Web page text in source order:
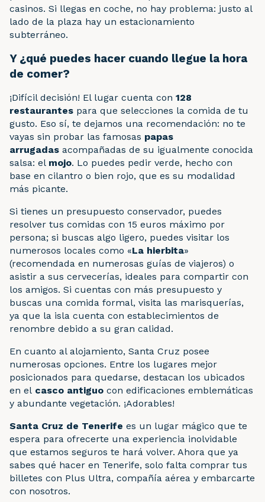
casinos. Si llegas en coche, no hay problema: justo al
lado de la plaza hay un estacionamiento
subterráneo.
Y ¿qué puedes hacer cuando llegue la hora
de comer?
¡Difícil decisión! El lugar cuenta con 128
restaurantes para que selecciones la comida de tu
gusto. Eso sí, te dejamos una recomendación: no te
vayas sin probar las famosas papas
arrugadas acompañadas de su igualmente conocida
salsa: el mojo. Lo puedes pedir verde, hecho con
base en cilantro o bien rojo, que es su modalidad
más picante.
Si tienes un presupuesto conservador, puedes
resolver tus comidas con 15 euros máximo por
persona; si buscas algo ligero, puedes visitar los
numerosos locales como «La hierbita»
(recomendada en numerosas guías de viajeros) o
asistir a sus cervecerías, ideales para compartir con
los amigos. Si cuentas con más presupuesto y
buscas una comida formal, visita las marisquerías,
ya que la isla cuenta con establecimientos de
renombre debido a su gran calidad.
En cuanto al alojamiento, Santa Cruz posee
numerosas opciones. Entre los lugares mejor
posicionados para quedarse, destacan los ubicados
en el casco antiguo con edificaciones emblemáticas
y abundante vegetación. ¡Adorables!
Santa Cruz de Tenerife es un lugar mágico que te
espera para ofrecerte una experiencia inolvidable
que estamos seguros te hará volver. Ahora que ya
sabes qué hacer en Tenerife, solo falta comprar tus
billetes con Plus Ultra, compañía aérea y embarcarte
con nosotros.